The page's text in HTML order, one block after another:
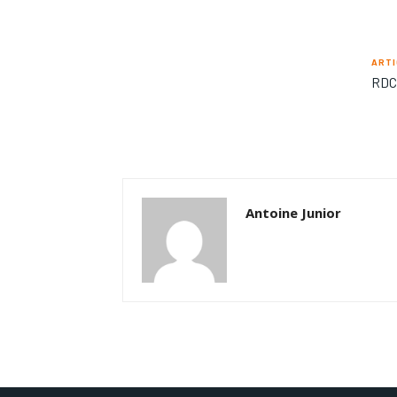
Antoine Junior